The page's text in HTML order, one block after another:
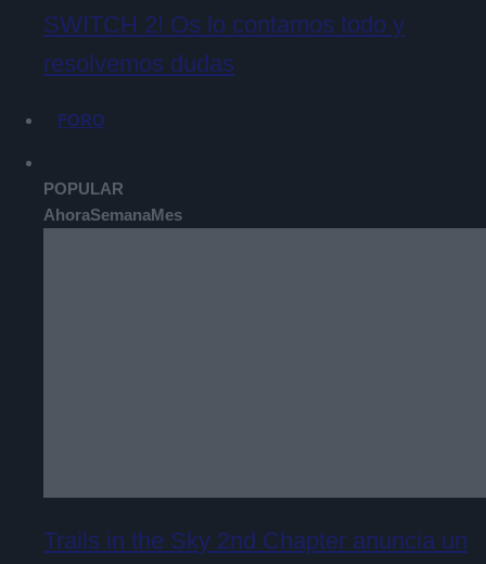
SWITCH 2! Os lo contamos todo y
resolvemos dudas
FORO
POPULAR
AhoraSemanaMes
Trails in the Sky 2nd Chapter anuncia un